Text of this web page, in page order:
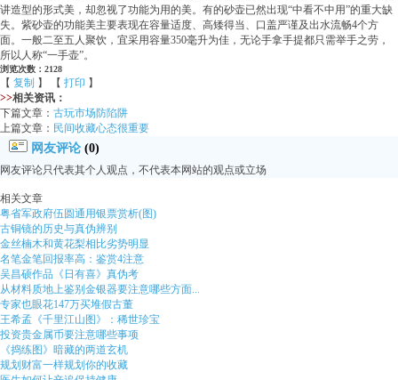
讲造型的形式美，却忽视了功能为用的美。有的砂壶已然出现“中看不中用”的重大缺
失。紫砂壶的功能美主要表现在容量适度、高矮得当、口盖严谨及出水流畅4个方
面。一般二至五人聚饮，宜采用容量350毫升为佳，无论手拿手提都只需举手之劳，
所以人称“一手壶”。
浏览次数：2128
【 复制 】 【 打印 】
>>相关资讯：
下篇文章： 古玩市场防陷阱
上篇文章： 民间收藏心态很重要
网友评论 (0)
网友评论只代表其个人观点，不代表本网站的观点或立场
相关文章
粤省军政府伍圆通用银票赏析(图)
古铜镜的历史与真伪辨别
金丝楠木和黄花梨相比劣势明显
名笔金笔回报率高：鉴赏4注意
吴昌硕作品《日有喜》真伪考
从材料质地上鉴别金银器要注意哪些方面...
专家也眼花147万买堆假古董
王希孟《千里江山图》：稀世珍宝
投资贵金属币要注意哪些事项
《捣练图》暗藏的两道玄机
规划财富一样规划你的收藏